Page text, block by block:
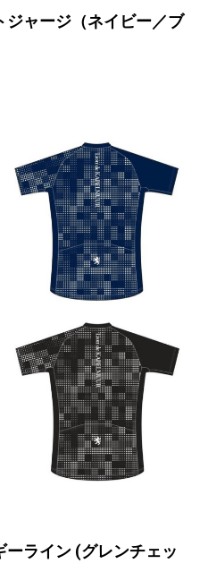
ジャージ（ネイビー／ブ
ライン (グレンチェッ